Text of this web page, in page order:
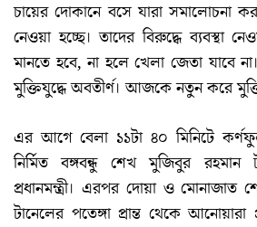
চায়ের দোকানে বসে যারা সমালোচনা
নেওয়া হচ্ছে। তাদের বিরুদ্ধে ব্যবস্থা
মানতে হবে, না হলে খেলা জেতা
মুক্তিযুদ্ধে অবতীর্ণ। আজকে নতুন করে
এর আগে বেলা ১১টা ৪০ মিনিটে
নির্মিত বঙ্গবন্ধু শেখ মুজিবুর রহমান
প্রধানমন্ত্রী। এরপর দোয়া ও মোনাজাত
টানেলের পতেঙ্গা প্রান্ত থেকে আনোয়ারা